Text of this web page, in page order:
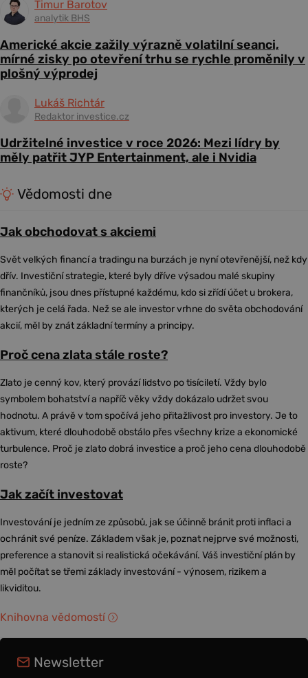
Timur Barotov
analytik BHS
Americké akcie zažily výrazně volatilní seanci,
mírné zisky po otevření trhu se rychle proměnily v
plošný výprodej
Lukáš Richtár
Redaktor investice.cz
Udržitelné investice v roce 2026: Mezi lídry by
měly patřit JYP Entertainment, ale i Nvidia
Vědomosti dne
Jak obchodovat s akciemi
Svět velkých financí a tradingu na burzách je nyní otevřenější, než kdy
dřív. Investiční strategie, které byly dříve výsadou malé skupiny
finančníků, jsou dnes přístupné každému, kdo si zřídí účet u brokera,
kterých je celá řada. Než se ale investor vrhne do světa obchodování
akcií, měl by znát základní termíny a principy.
Proč cena zlata stále roste?
Zlato je cenný kov, který provází lidstvo po tisíciletí. Vždy bylo
symbolem bohatství a napříč věky vždy dokázalo udržet svou
hodnotu. A právě v tom spočívá jeho přitažlivost pro investory. Je to
aktivum, které dlouhodobě obstálo přes všechny krize a ekonomické
turbulence. Proč je zlato dobrá investice a proč jeho cena dlouhodobě
roste?
Jak začít investovat
Investování je jedním ze způsobů, jak se účinně bránit proti inflaci a
ochránit své peníze. Základem však je, poznat nejprve své možnosti,
preference a stanovit si realistická očekávání. Váš investiční plán by
měl počítat se třemi základy investování - výnosem, rizikem a
likviditou.
Knihovna vědomostí
Newsletter